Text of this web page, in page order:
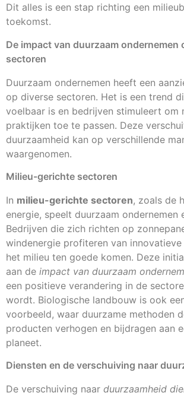
Dit alles is een stap richting een
toekomst.
De impact van duurzaam ondernemen
sectoren
Duurzaam ondernemen heeft een
op diverse sectoren. Het is een trend
voelbaar is en bedrijven stimuleert om
praktijken toe te passen. Deze
duurzaamheid kan op verschillende
waargenomen.
Milieu-gerichte sectoren
In milieu-gerichte sectoren, zoals de
energie, speelt duurzaam ondernemen
Bedrijven die zich richten op
windenergie profiteren van
het milieu ten goede komen. Deze
aan de impact van duurzaam
een positieve verandering in de
wordt. Biologische landbouw is ook
voorbeeld, waar duurzame methoden
producten verhogen en bijdragen aan
planeet.
Diensten en de verschuiving naar
De verschuiving naar duurzaamheid